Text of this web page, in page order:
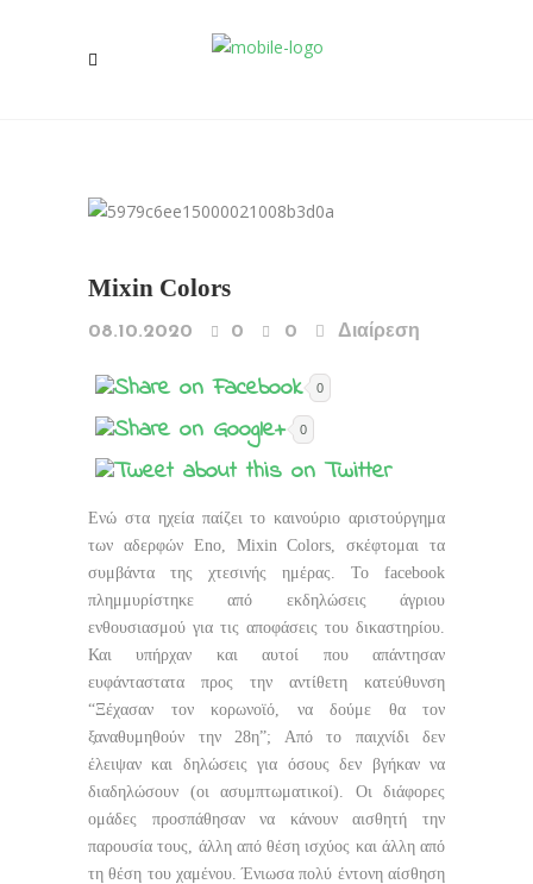
Mixin Colors
08.10.2020 0 0 Διαίρεση
0
0
Ενώ στα ηχεία παίζει το καινούριο αριστούργημα
των αδερφών Eno, Μixin Colors, σκέφτομαι τα
συμβάντα της χτεσινής ημέρας. Το facebook
πλημμυρίστηκε από εκδηλώσεις άγριου
ενθουσιασμού για τις αποφάσεις του δικαστηρίου.
Και υπήρχαν και αυτοί που απάντησαν
ευφάνταστατα προς την αντίθετη κατεύθυνση
“Ξέχασαν τον κορωνοϊό, να δούμε θα τον
ξαναθυμηθούν την 28η”; Από το παιχνίδι δεν
έλειψαν και δηλώσεις για όσους δεν βγήκαν να
διαδηλώσουν (οι ασυμπτωματικοί). Οι διάφορες
ομάδες προσπάθησαν να κάνουν αισθητή την
παρουσία τους, άλλη από θέση ισχύος και άλλη από
τη θέση του χαμένου. Ένιωσα πολύ έντονη αίσθηση